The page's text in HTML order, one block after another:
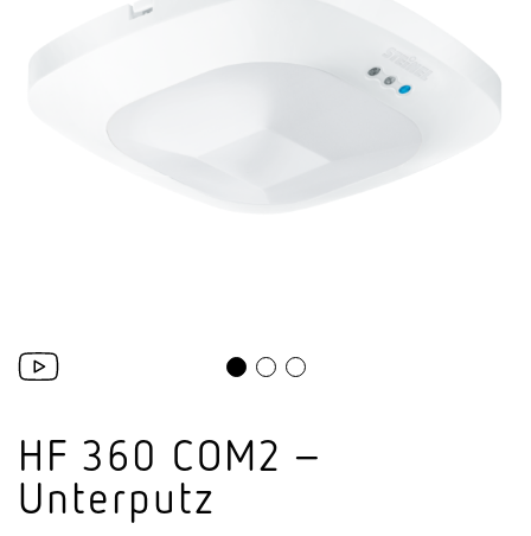
HF 360 COM2 –
Unterputz